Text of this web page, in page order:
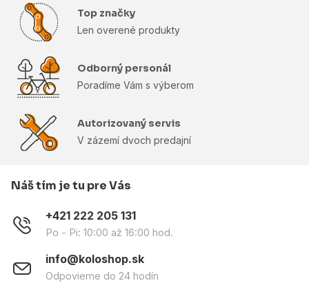
Top značky
Len overené produkty
Odborný personál
Poradíme Vám s výberom
Autorizovaný servis
V zázemí dvoch predajní
Náš tím je tu pre Vás
+421 222 205 131
Po - Pi: 10:00 až 16:00 hod.
info@koloshop.sk
Odpovieme do 24 hodín